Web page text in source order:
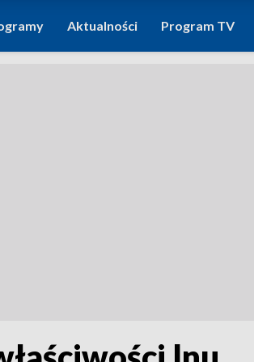
Aktualności Program TV